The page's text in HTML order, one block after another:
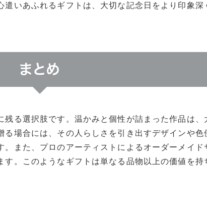
いあふれるギフトは、大切な記念日をより印象深
まとめ
る選択肢です。温かみと個性が詰まった作品は、
場合には、その人らしさを引き出すデザインや色
また、プロのアーティストによるオーダーメイド
。このようなギフトは単なる品物以上の価値を持